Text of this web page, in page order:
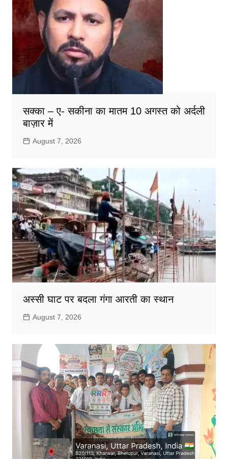
सक्का – ए- सकीना का मातम 10 अगस्त को अर्दली
बाज़ार में
August 7, 2026
अस्सी घाट पर बदला गंगा आरती का स्थान
August 7, 2026